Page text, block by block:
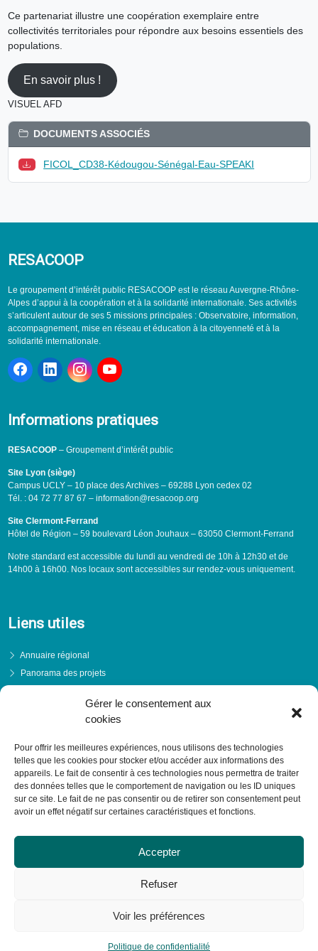
Gérer le consentement aux
cookies
Pour offrir les meilleures expériences, nous utilisons des technologies
telles que les cookies pour stocker et/ou accéder aux informations des
appareils. Le fait de consentir à ces technologies nous permettra de traiter
des données telles que le comportement de navigation ou les ID uniques
sur ce site. Le fait de ne pas consentir ou de retirer son consentement peut
avoir un effet négatif sur certaines caractéristiques et fonctions.
Accepter
Refuser
Voir les préférences
Politique de confidentialité
Ce partenariat illustre une coopération exemplaire entre
collectivités territoriales pour répondre aux besoins essentiels des
populations.
En savoir plus !
VISUEL AFD
DOCUMENTS ASSOCIÉS
FICOL_CD38-Kédougou-Sénégal-Eau-SPEAKI
RESACOOP
Le groupement d’intérêt public RESACOOP est le réseau Auvergne-Rhône-
Alpes d’appui à la coopération et à la solidarité internationale. Ses activités
s’articulent autour de ses 5 missions principales : Observatoire, information,
accompagnement, mise en réseau et éducation à la citoyenneté et à la
solidarité internationale.
Informations pratiques
RESACOOP– Groupement d’intérêt public
Site Lyon (siège)
Campus UCLY – 10 place des Archives – 69288 Lyon cedex 02
Tél. : 04 72 77 87 67 – information@resacoop.org
Site Clermont-Ferrand
Hôtel de Région – 59 boulevard Léon Jouhaux – 63050 Clermont-Ferrand
Notre standard est accessible du lundi au vendredi de 10h à 12h30 et de
14h00 à 16h00. Nos locaux sont accessibles sur rendez-vous uniquement.
Liens utiles
Annuaire régional
Panorama des projets
Réalisation :La Luciole Digitale